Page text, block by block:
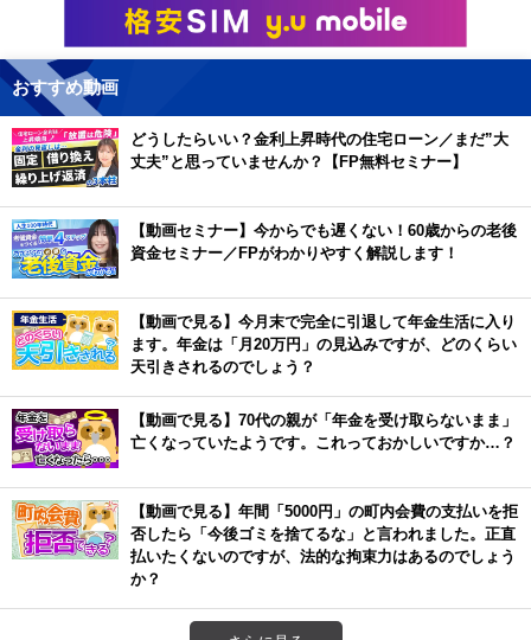
おすすめ動画
どうしたらいい？金利上昇時代の住宅ローン／まだ”大
丈夫”と思っていませんか？【FP無料セミナー】
【動画セミナー】今からでも遅くない！60歳からの老後
資金セミナー／FPがわかりやすく解説します！
【動画で見る】今月末で完全に引退して年金生活に入り
ます。年金は「月20万円」の見込みですが、どのくらい
天引きされるのでしょう？
【動画で見る】70代の親が「年金を受け取らないまま」
亡くなっていたようです。これっておかしいですか…？
【動画で見る】年間「5000円」の町内会費の支払いを拒
否したら「今後ゴミを捨てるな」と言われました。正直
払いたくないのですが、法的な拘束力はあるのでしょう
か？